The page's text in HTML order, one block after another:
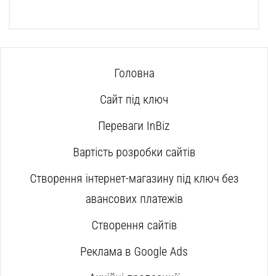
Головна
Сайт під ключ
Переваги InBiz
Вартість розробки сайтів
Створення інтернет-магазину під ключ без
авансових платежів
Створення сайтів
Реклама в Google Ads